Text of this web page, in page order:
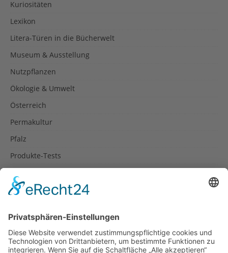
Kuriositäten
Lexikon
Litera-Türen in die Bücherwelt
Museum & Ausstellung
Nutzpflanzen
Ökologie & Umwelt
Österreich
Permakultur
Pfalz
Produkte-Tests
Rezepte
Spanien
Südtirol